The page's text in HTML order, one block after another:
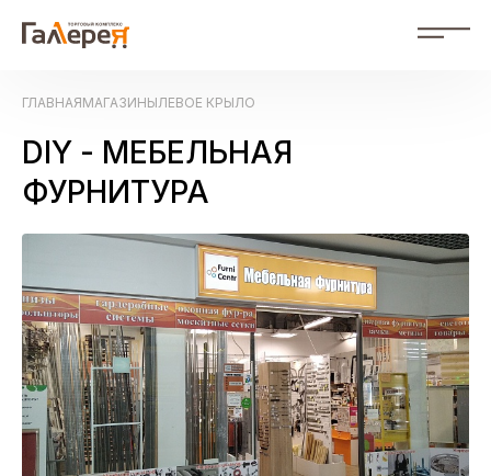
RU Russian
События
Магазины
О нас
Фотогалерея
Контакты
Рекламодателям
Документы
ГЛАВНАЯМАГАЗИНЫЛЕВОЕ КРЫЛО
DIY - МЕБЕЛЬНАЯ
ФУРНИТУРА